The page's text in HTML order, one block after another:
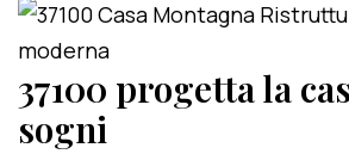
37100 progetta la
sogni